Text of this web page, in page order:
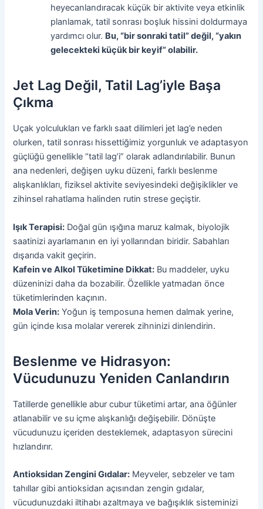
heyecanlandıracak küçük bir aktivite veya etkinlik
planlamak, tatil sonrası boşluk hissini doldurmaya
yardımcı olur. Bu, “bir sonraki tatil” değil, “yakın
gelecekteki küçük bir keyif” olabilir.
Jet Lag Değil, Tatil Lag’iyle Başa
Çıkma
Uçak yolculukları ve farklı saat dilimleri jet lag’e neden
olurken, tatil sonrası hissettiğimiz yorgunluk ve adaptasyon
güçlüğü genellikle “tatil lag’i” olarak adlandırılabilir. Bunun
ana nedenleri, değişen uyku düzeni, farklı beslenme
alışkanlıkları, fiziksel aktivite seviyesindeki değişiklikler ve
zihinsel rahatlama halinden rutin strese geçiştir.
Işık Terapisi: Doğal gün ışığına maruz kalmak, biyolojik
saatinizi ayarlamanın en iyi yollarından biridir. Sabahları
dışarıda vakit geçirin.
Kafein ve Alkol Tüketimine Dikkat: Bu maddeler, uyku
düzeninizi daha da bozabilir. Özellikle yatmadan önce
tüketimlerinden kaçının.
Mola Verin: Yoğun iş temposuna hemen dalmak yerine,
gün içinde kısa molalar vererek zihninizi dinlendirin.
Beslenme ve Hidrasyon:
Vücudunuzu Yeniden Canlandırın
Tatillerde genellikle abur cubur tüketimi artar, ana öğünler
atlanabilir ve su içme alışkanlığı değişebilir. Dönüşte
vücudunuzu içeriden desteklemek, adaptasyon sürecini
hızlandırır.
Antioksidan Zengini Gıdalar: Meyveler, sebzeler ve tam
tahıllar gibi antioksidan açısından zengin gıdalar,
vücudunuzdaki iltihabı azaltmaya ve bağışıklık sisteminizi